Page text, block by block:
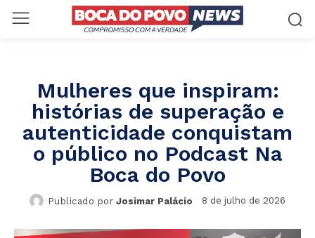
Mulheres que inspiram:
histórias de superação e
autenticidade conquistam
o público no Podcast Na
Boca do Povo
Publicado por Josimar Palácio 8 de julho de 2026